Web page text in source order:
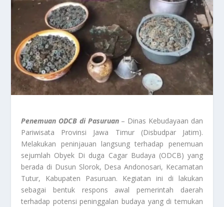
Penemuan ODCB di Pasuruan– Dinas Kebudayaan dan
Pariwisata Provinsi Jawa Timur (Disbudpar Jatim).
Melakukan peninjauan langsung terhadap penemuan
sejumlah Obyek Di duga Cagar Budaya (ODCB) yang
berada di Dusun Slorok, Desa Andonosari, Kecamatan
Tutur, Kabupaten Pasuruan. Kegiatan ini di lakukan
sebagai bentuk respons awal pemerintah daerah
terhadap potensi peninggalan budaya yang di temukan